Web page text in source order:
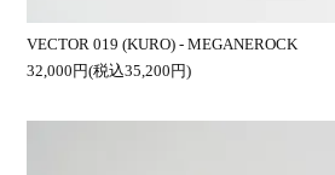
VECTOR 019 (KURO) - MEGANEROCK
32,000円(税込35,200円)